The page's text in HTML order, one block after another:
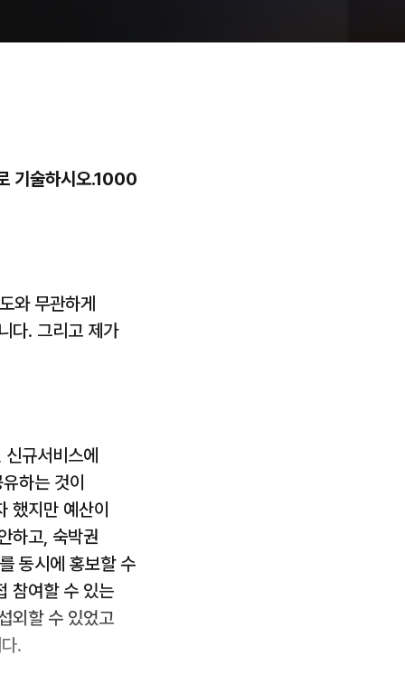
기술하시오.1000
와 무관하게
다. 그리고 제가
규서비스에
하는 것이
했지만 예산이
하고, 숙박권
동시에 홍보할 수
참여할 수 있는
외할 수 있었고
.